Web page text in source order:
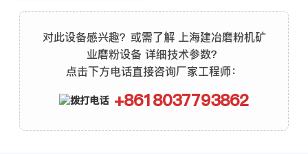
对此设备感兴趣？或需了解 上海建冶磨粉机矿
业磨粉设备 详细技术参数？
点击下方电话直接咨询厂家工程师：
+8618037793862